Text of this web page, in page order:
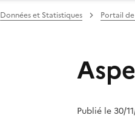
Données et Statistiques Portail
Publié le 30/